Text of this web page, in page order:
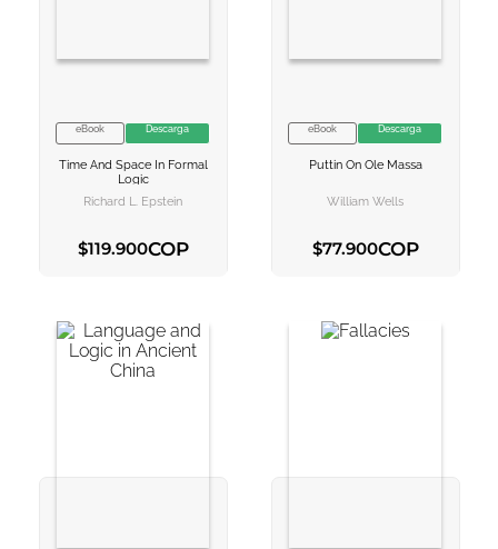
VER INFORMACION
AGREGAR AL
eBook Descarga
Time And Space In Formal
Logic
Richard L. Epstein
$119.900COP
VER INFORMACION
eBook Descarga
Puttin On Ole Massa
William Wells
$77.900COP